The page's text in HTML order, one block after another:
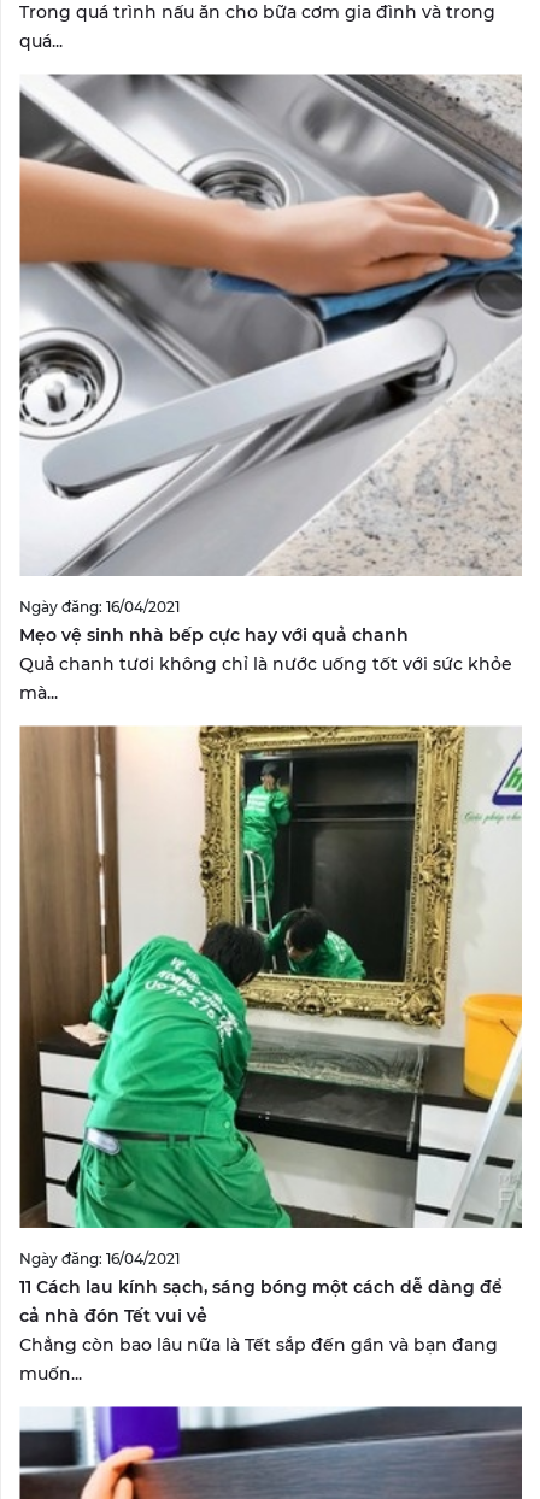
Trong quá trình nấu ăn cho bữa cơm gia đình và trong
quá...
Ngày đăng: 16/04/2021
Mẹo vệ sinh nhà bếp cực hay với quả chanh
Quả chanh tươi không chỉ là nước uống tốt với sức khỏe
mà...
Ngày đăng: 16/04/2021
11 Cách lau kính sạch, sáng bóng một cách dễ dàng để
cả nhà đón Tết vui vẻ
Chẳng còn bao lâu nữa là Tết sắp đến gần và bạn đang
muốn...